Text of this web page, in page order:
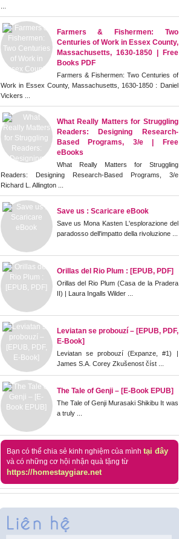
Farmers & Fishermen: Two
Centuries of Work in Essex County,
Massachusetts, 1630-1850 | Free
Books PDF
Farmers & Fishermen: Two Centuries of
Work in Essex County, Massachusetts, 1630-1850 : Daniel
Vickers ...
What Really Matters for Struggling
Readers: Designing Research-
Based Programs, 3/e | Free
eBooks
What Really Matters for Struggling
Readers: Designing Research-Based Programs, 3/e
Richard L. Allington ...
Save us : Scaricare eBook
Save us Mona Kasten L'esplorazione del
paradosso dell'impatto della rivoluzione ...
Orillas del Rio Plum : [EPUB, PDF]
Orillas del Rio Plum (Casa de la Pradera
II) | Laura Ingalls Wilder ...
Leviatan se probouzí – [EPUB, PDF,
E-Book]
Leviatan se probouzí (Expanze, #1) |
James S.A. Corey Zkušenost číst ...
The Tale of Genji – [E-Book EPUB]
The Tale of Genji Murasaki Shikibu It was
a truly ...
Bạn có thể chia sẻ kinh nghiệm của mình tại đây
và có những cơ hội nhận quà tặng từ
https://homestaygiare.net